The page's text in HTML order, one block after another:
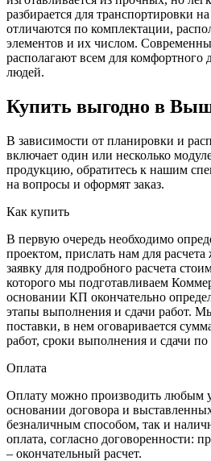
разбирается для транспортировки
отличаются по комплектации,
элементов и их числом.
располагают всем для комфортного
людей.
Купить выгодно в
В зависимости от планировки и
включает один или несколько
продукцию, обратитесь к нашим
на вопросы и оформят заказ.
Как купить
В первую очередь необходимо
проектом, прислать нам для
заявку для подробного расчета
которого мы подготавливаем
основании КП окончательно
этапы выполнения и сдачи работ.
поставки, в нем оговаривается
работ, сроки выполнения и сдачи
Оплата
Оплату можно производить любым
основании договора и
безналичным способом, так и
оплата, согласно договоренности:
– окончательный расчет.